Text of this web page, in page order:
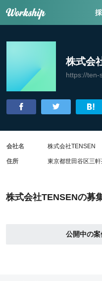
株式会
https://ten-
株式会社TENSENの募
公開中の案
会社名 株式会社TENSEN
住所 東京都世田谷区三